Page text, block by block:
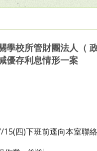
學校所管財團法人（
優存利息情形一案
四)下班前逕向本室聯絡